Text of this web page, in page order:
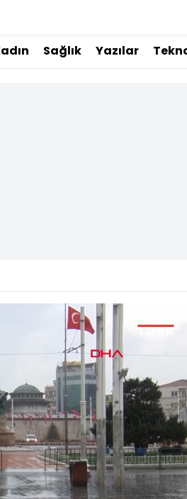
Sağlık Yazılar